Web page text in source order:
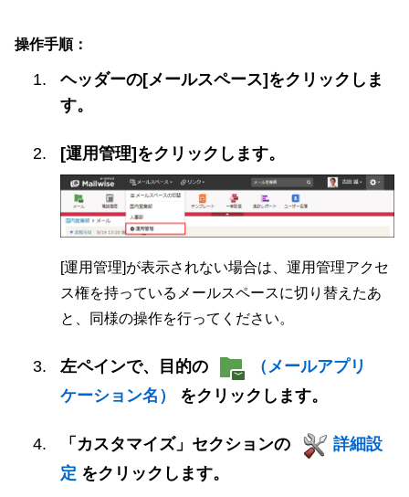
操作手順：
ヘッダーの[メールスペース]をクリックしま
す。
[運用管理]をクリックします。
[運用管理]が表示されない場合は、運用管理アクセ
ス権を持っているメールスペースに切り替えたあ
と、同様の操作を行ってください。
左ペインで、目的の
（メールアプリ
ケーション名）
をクリックします。
「カスタマイズ」セクションの
詳細設
定 をクリックします。